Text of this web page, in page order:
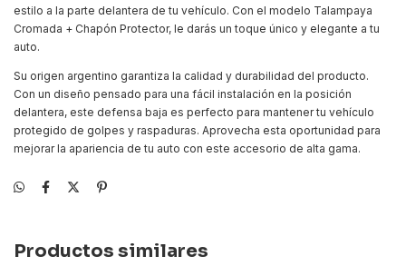
estilo a la parte delantera de tu vehículo. Con el modelo Talampaya
Cromada + Chapón Protector, le darás un toque único y elegante a tu
auto.
Su origen argentino garantiza la calidad y durabilidad del producto.
Con un diseño pensado para una fácil instalación en la posición
delantera, este defensa baja es perfecto para mantener tu vehículo
protegido de golpes y raspaduras. Aprovecha esta oportunidad para
mejorar la apariencia de tu auto con este accesorio de alta gama.
Productos similares